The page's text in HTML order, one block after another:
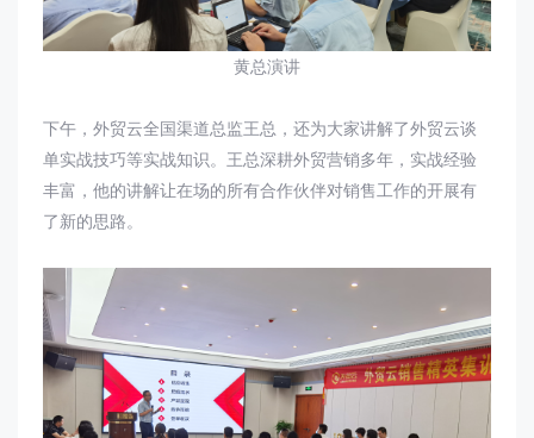
黄总演讲
下午，外贸云全国渠道总监王总，还为大家讲解了外贸云谈
单实战技巧等实战知识。王总深耕外贸营销多年，实战经验
丰富，他的讲解让在场的所有合作伙伴对销售工作的开展有
了新的思路。